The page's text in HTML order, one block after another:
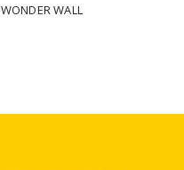
WALL